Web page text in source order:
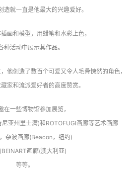
造就一直是他最大的兴趣爱好。
画和模型，用蜡笔和水彩上色，
种活动中展示其作品。
他创造了数百个可爱又令人毛骨悚然的角色，
家和流派爱好者的高度赞赏。
在一些博物馆参加展览，
尼亚州里士满)和ROTOFUGI画廊等艺术画廊
杂波画廊(Beacon，纽约)
画廊(澳大利亚)
等等。